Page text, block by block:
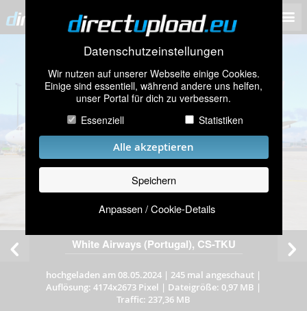
Datenschutzeinstellungen
Wir nutzen auf unserer Webseite einige Cookies.
Einige sind essentiell, während andere uns helfen,
unser Portal für dich zu verbessern.
Essenziell
Statistiken
Alle akzeptieren
Speichern
Anpassen / Cookie-Details
White Airways (Portugal), CS-TKU
hochgeladen am 08.05.2024 | 245 mal angeschaut |
Auflösung: 4174x2673 Pixel | Dateigröße: 0,97 MB |
Traffic: 237,36 MB